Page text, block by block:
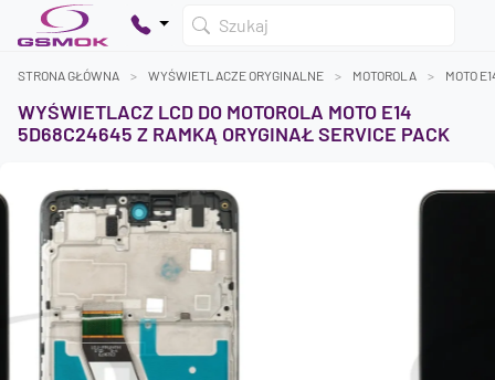
Szukaj
STRONA GŁÓWNA WYŚWIETLACZE ORYGINALNE MOTOROLA MOTO
WYŚWIETLACZ LCD DO MOTOROLA MOTO E14
5D68C24645 Z RAMKĄ ORYGINAŁ SERVICE PACK